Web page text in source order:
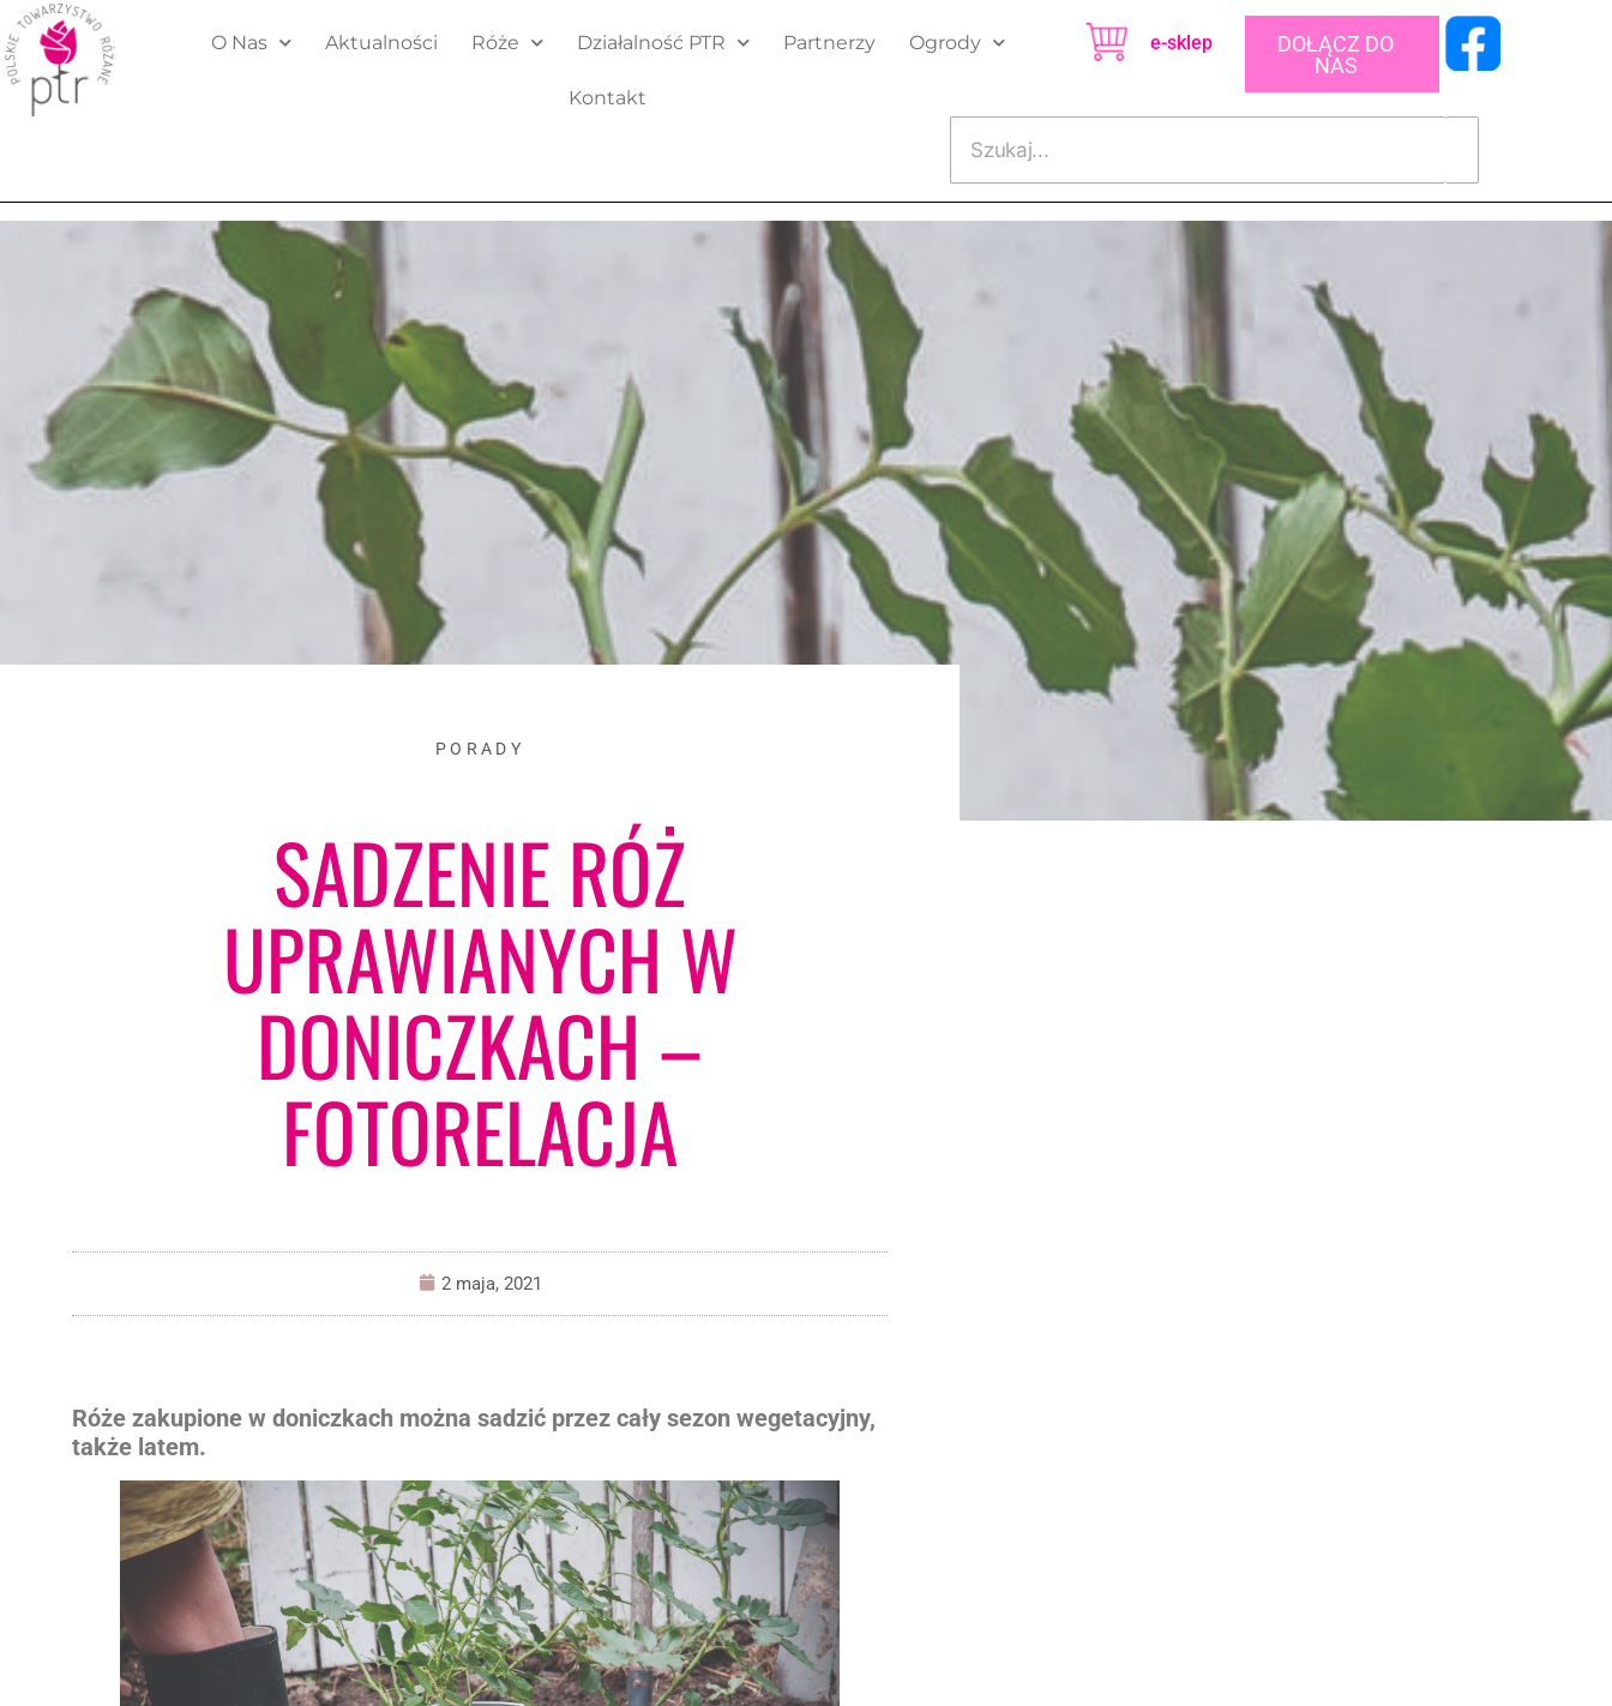
O Nas Aktualności Róże Działalność PTR Partnerzy Ogrody
Kontakt
e-sklep
DOŁĄCZ DO
NAS
PORADY
SADZENIE RÓŻ
UPRAWIANYCH W
DONICZKACH –
FOTORELACJA
2 maja, 2021
Róże zakupione w doniczkach można sadzić przez cały sezon wegetacyjny,
także latem.